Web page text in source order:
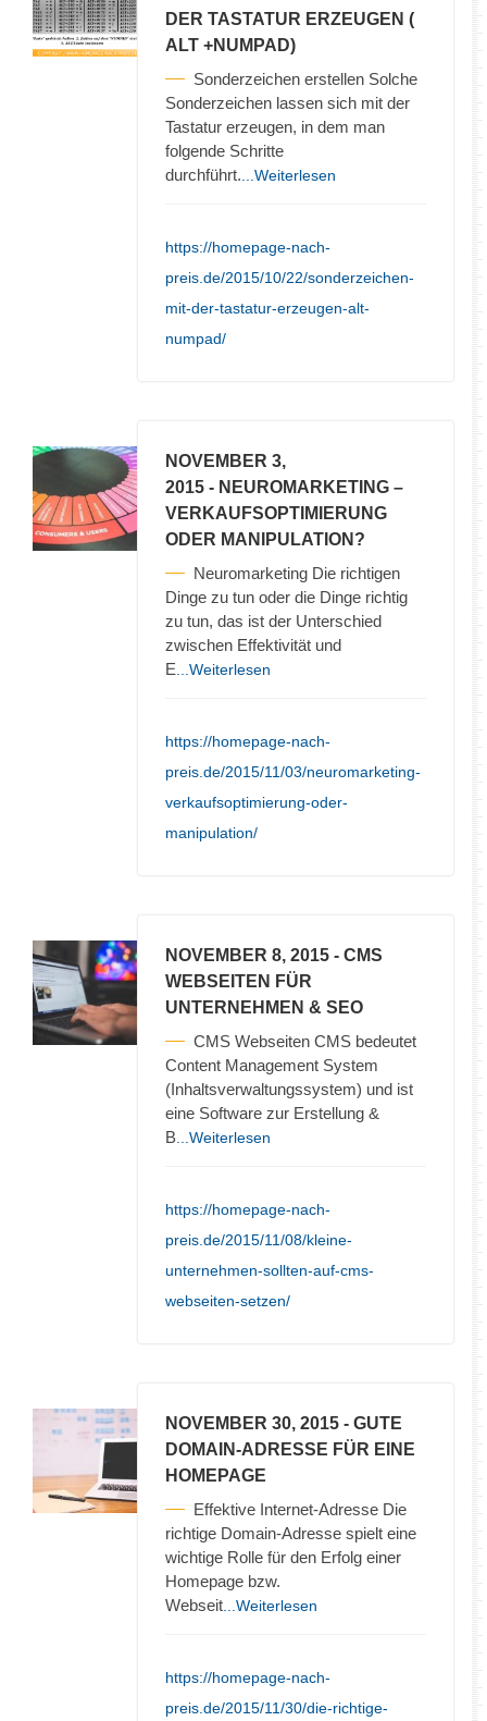
DER TASTATUR ERZEUGEN (
ALT +NUMPAD)
Sonderzeichen erstellen Solche
Sonderzeichen lassen sich mit der
Tastatur erzeugen, in dem man
folgende Schritte
durchführt. ...Weiterlesen
https://homepage-nach-
preis.de/2015/10/22/sonderzeichen-
mit-der-tastatur-erzeugen-alt-
numpad/
NOVEMBER 3,
2015 - NEUROMARKETING –
VERKAUFSOPTIMIERUNG
ODER MANIPULATION?
Neuromarketing Die richtigen
Dinge zu tun oder die Dinge richtig
zu tun, das ist der Unterschied
zwischen Effektivität und
E ...Weiterlesen
https://homepage-nach-
preis.de/2015/11/03/neuromarketing-
verkaufsoptimierung-oder-
manipulation/
NOVEMBER 8, 2015 - CMS
WEBSEITEN FÜR
UNTERNEHMEN & SEO
CMS Webseiten CMS bedeutet
Content Management System
(Inhaltsverwaltungssystem) und ist
eine Software zur Erstellung &
B ...Weiterlesen
https://homepage-nach-
preis.de/2015/11/08/kleine-
unternehmen-sollten-auf-cms-
webseiten-setzen/
NOVEMBER 30, 2015 - GUTE
DOMAIN-ADRESSE FÜR EINE
HOMEPAGE
Effektive Internet-Adresse Die
richtige Domain-Adresse spielt eine
wichtige Rolle für den Erfolg einer
Homepage bzw.
Webseit ...Weiterlesen
https://homepage-nach-
preis.de/2015/11/30/die-richtige-